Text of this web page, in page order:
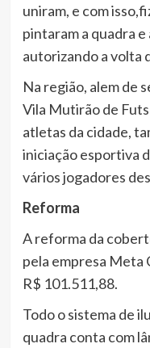
uniram, e com
pintaram a quadra
autorizando a volta
Na região, alem de
Vila Mutirão de
atletas da cidade,
iniciação esportiva
vários jogadores
Reforma
A reforma da
pela empresa Meta
R$ 101.511,88.
Todo o sistema de
quadra conta com